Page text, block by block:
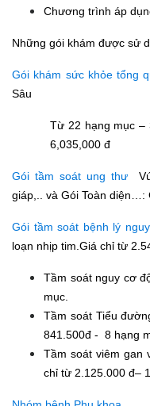
Chương trình áp
Những gói khám được sử
Gói khám sức khỏe tổng
Sâu
Từ 22 hạng mục –
6,035,000 đ
Gói tầm soát ung thư
giáp,.. và Gói Toàn diện…:
Gói tầm soát bệnh lý
loạn nhịp tim.Giá chỉ từ
Tầm soát nguy cơ
mục.
Tầm soát Tiểu
841.500đ - 8 hạng
Tầm soát viêm gan
chỉ từ 2.125.000 đ–